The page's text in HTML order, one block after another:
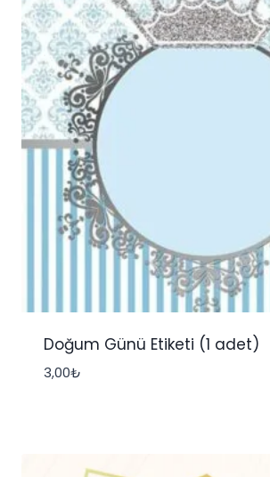
Doğum Günü Etiketi (1 adet)
3,00₺